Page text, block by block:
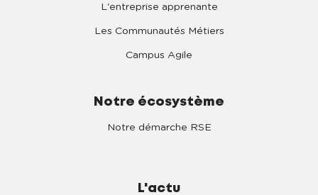
L'entreprise apprenante
Les Communautés Métiers
Campus Agile
Notre écosystème
Notre démarche RSE
L'actu